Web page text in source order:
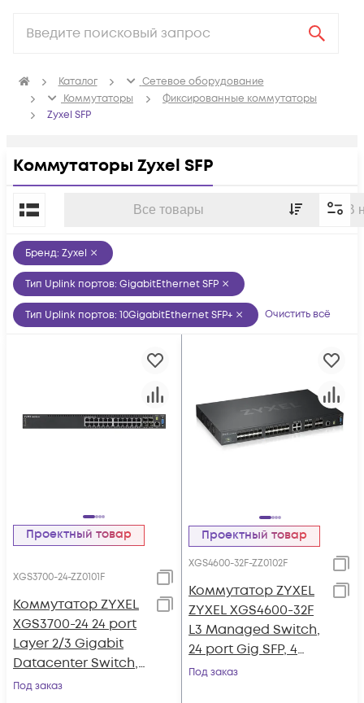
Каталог
Сетевое оборудование
Коммутаторы
Фиксированные коммутаторы
Zyxel SFP
Коммутаторы Zyxel SFP
Все товары В
По популярности
Бренд: Zyxel
Тип Uplink портов: GigabitEthernet SFP
Тип Uplink портов: 10GigabitEthernet SFP+ Очистить всё
Проектный товар
XGS3700-24-ZZ0101F
Коммутатор ZYXEL
XGS3700-24 24 port
Layer 2/3 Gigabit
Datacenter Switch,
4x 10G
Под заказ
Проектный товар
XGS4600-32F-ZZ0102F
Коммутатор ZYXEL
ZYXEL XGS4600-32F
L3 Managed Switch,
24 port Gig SFP, 4
dual pers. and 4x 10G
Под заказ